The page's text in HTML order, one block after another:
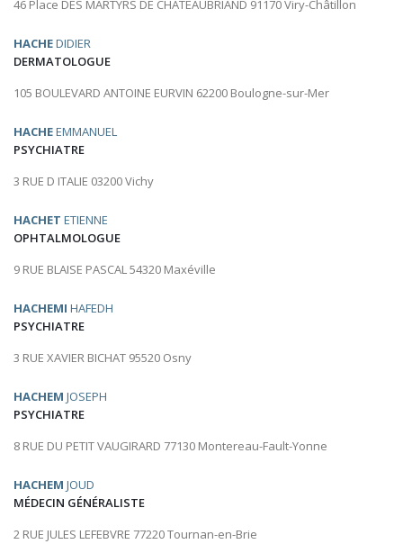
46 Place DES MARTYRS DE CHATEAUBRIAND 91170 Viry-Châtillon
HACHEDIDIER
DERMATOLOGUE
105 BOULEVARD ANTOINE EURVIN 62200 Boulogne-sur-Mer
HACHEEMMANUEL
PSYCHIATRE
3 RUE D ITALIE 03200 Vichy
HACHET ETIENNE
OPHTALMOLOGUE
9 RUE BLAISE PASCAL 54320 Maxéville
HACHEMI HAFEDH
PSYCHIATRE
3 RUE XAVIER BICHAT 95520 Osny
HACHEM JOSEPH
PSYCHIATRE
8 RUE DU PETIT VAUGIRARD 77130 Montereau-Fault-Yonne
HACHEM JOUD
MÉDECIN GÉNÉRALISTE
2 RUE JULES LEFEBVRE 77220 Tournan-en-Brie